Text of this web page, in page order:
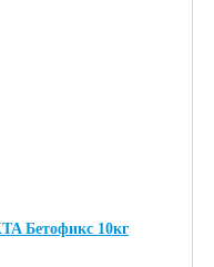
Бетофикс 10кг